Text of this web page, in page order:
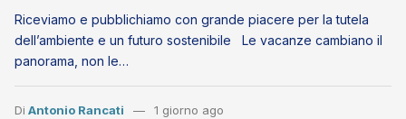
Riceviamo e pubblichiamo con grande piacere per la tutela
dell’ambiente e un futuro sostenibile Le vacanze cambiano il
panorama, non le…
Di Antonio Rancati 1 giorno ago